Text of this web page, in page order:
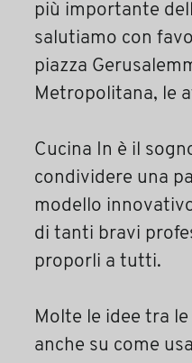
più importante
salutiamo con
piazza
Metropolitana, le
Cucina In è il
condividere una
modello
di tanti bravi
proporli a tutti.
Molte le idee tra
anche su come